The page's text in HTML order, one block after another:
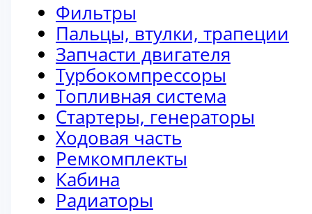
Фильтры
Пальцы, втулки, трапеции
Запчасти двигателя
Турбокомпрессоры
Топливная система
Стартеры, генераторы
Ходовая часть
Ремкомплекты
Кабина
Радиаторы